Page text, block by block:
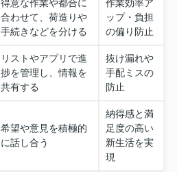
得意な作業や都合に
合わせて、荷造りや
手続きなどを分ける
作業効率ア
ップ・負担
の偏り防止
リストやアプリで進
捗を管理し、情報を
共有する
抜け漏れや
手配ミスの
防止
希望や意見を積極的
に話し合う
納得感と満
足度の高い
新生活を実
現